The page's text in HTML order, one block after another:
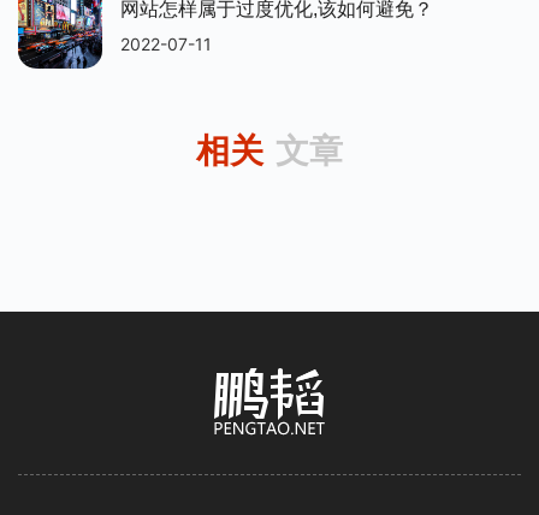
网站怎样属于过度优化,该如何避免？
2022-07-11
相关 文章